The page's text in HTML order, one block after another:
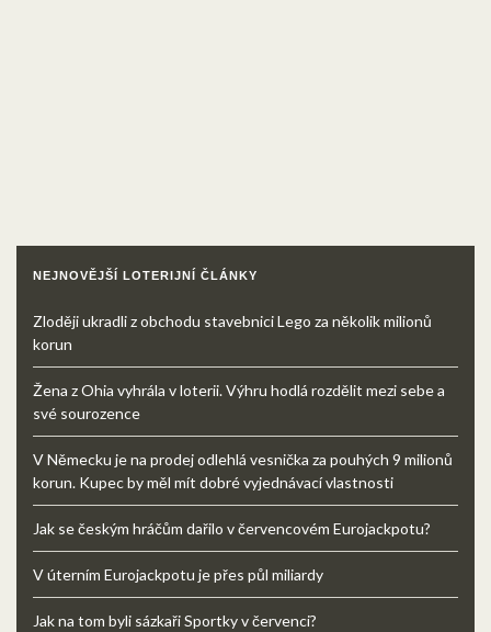
NEJNOVĚJŠÍ LOTERIJNÍ ČLÁNKY
Zloději ukradli z obchodu stavebnici Lego za několik milionů
korun
Žena z Ohia vyhrála v loterii. Výhru hodlá rozdělit mezi sebe a
své sourozence
V Německu je na prodej odlehlá vesnička za pouhých 9 milionů
korun. Kupec by měl mít dobré vyjednávací vlastnosti
Jak se českým hráčům dařilo v červencovém Eurojackpotu?
V úterním Eurojackpotu je přes půl miliardy
Jak na tom byli sázkaři Sportky v červenci?